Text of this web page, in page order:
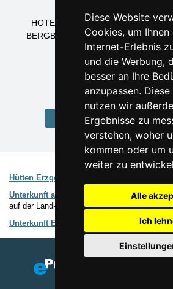
Diese Website
Cookies, um Ihnen
Internet-Erlebnis
und die Werbung,
besser an Ihre
anzupassen.
nutzen wir
Ergebnisse zu
verstehen, woher
kommen oder um
weiter zu
Alle
Ich
HOTELS ERZGEBIRGE
BERGBAUDEN ERZGEBIRGE
APPARTEMENTS
PRIVATUNTERKUNFT
UNTERKUNFT
Home Erzgebirge
Interessante Links:
Hütten Erzgebirge
Unterkunft auf Landkarten
Einfache
auf der Landkarte
Unterkunft Erzgebirge
Verzeichnis der